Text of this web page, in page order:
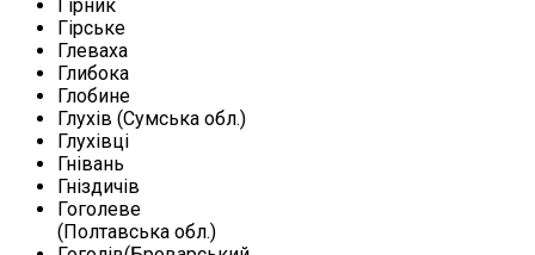
Гірник
Гірське
Глеваха
Глибока
Глобине
Глухів (Сумська обл.)
Глухівці
Гнівань
Гніздичів
Гоголеве
(Полтавська обл.)